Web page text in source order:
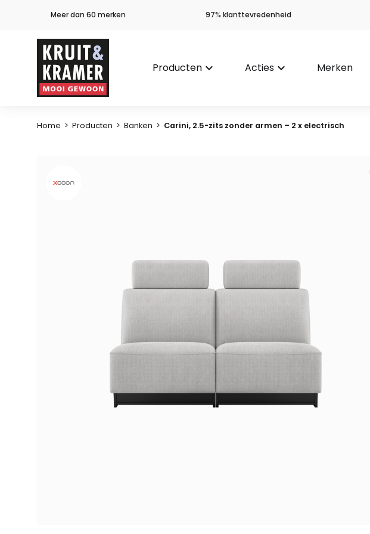
Meer dan 60 merken 97% klanttevredenheid
Producten keyboard_arrow_down Acties keyboard_arrow_down Merken
Home > Producten > Banken > Carini, 2.5-zits zonder armen – 2 x electrisch